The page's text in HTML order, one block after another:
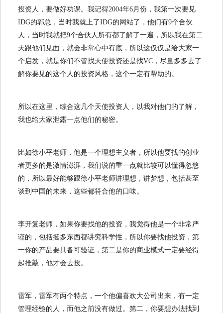
投资人，要做好功课。我记得2004年6月份，我第一次要见
IDG的郭总，当时我就上了IDG的网站了，他们有9个合伙
人，当时我就把9个合伙人所有都了解了一遍，所以我在第二
天跟他们见面，就会非常心中有底，所以这仅仅是给大家一
个启发，就是你们不管找天使投资还是找VC，尽量多多去了
解你要见的这个人的投资风格，这个一定有帮助的。
所以在这里，综合这几个天使投资人，以我对他们的了解，
我也给大家泄露一点他们的秘密。
比如徐小平老师，他是一个理想主义者，所以他要找的创业
者更多的是激情澎湃，我们说的重一点就比较可以懂得忽悠
的，所以最好能够跟徐小平老师讲理想，讲梦想，包括甚至
谈到中国的未来，这些都符合他的口味。
李开复老师，如果你要找他的投资，我觉得他是一个非常严
谨的，包括挺多东西都讲究科学性，所以你要找他投资，第
一你的产品要具备可验证，第二是你的商业模式一定要经得
起推敲，他才会去投。
雷军，雷军有两个特点，一个他偏喜欢大公司出来，有一定
管理经验的人，而他之前没有做过。第二，你要想办法找到